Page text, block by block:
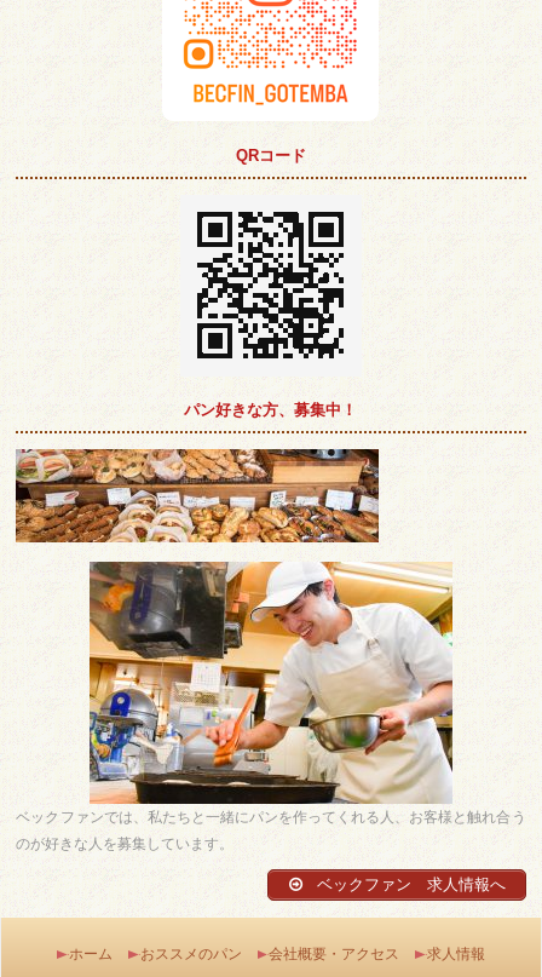
QRコード
パン好きな方、募集中！
ベックファンでは、私たちと一緒にパンを作ってくれる人、お客様と触れ合う
のが好きな人を募集しています。
ベックファン 求人情報へ
ホーム おススメのパン 会社概要・アクセス 求人情報